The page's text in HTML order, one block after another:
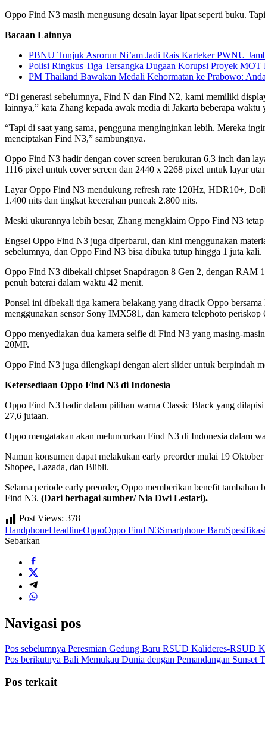
Oppo Find N3 masih mengusung desain layar lipat seperti buku.
Bacaan Lainnya
PBNU Tunjuk Asrorun Ni’am Jadi Rais Karteker PWNU
Polisi Ringkus Tiga Tersangka Dugaan Korupsi Proyek
PM Thailand Bawakan Medali Kehormatan ke Prabowo:
“Di generasi sebelumnya, Find N dan Find N2, kami memiliki
lainnya,” kata Zhang kepada awak media di Jakarta beberapa waktu
“Tapi di saat yang sama, pengguna menginginkan lebih. Mereka
menciptakan Find N3,” sambungnya.
Oppo Find N3 hadir dengan cover screen berukuran 6,3 inch dan
1116 pixel untuk cover screen dan 2440 x 2268 pixel untuk layar
Layar Oppo Find N3 mendukung refresh rate 120Hz, HDR10+,
1.400 nits dan tingkat kecerahan puncak 2.800 nits.
Meski ukurannya lebih besar, Zhang mengklaim Oppo Find N3
Engsel Oppo Find N3 juga diperbarui, dan kini menggunakan
sebelumnya, dan Oppo Find N3 bisa dibuka tutup hingga 1 juta kali.
Oppo Find N3 dibekali chipset Snapdragon 8 Gen 2, dengan RAM
penuh baterai dalam waktu 42 menit.
Ponsel ini dibekali tiga kamera belakang yang diracik Oppo
menggunakan sensor Sony IMX581, dan kamera telephoto
Oppo menyediakan dua kamera selfie di Find N3 yang masing-
20MP.
Oppo Find N3 juga dilengkapi dengan alert slider untuk berpindah
Ketersediaan Oppo Find N3 di Indonesia
Oppo Find N3 hadir dalam pilihan warna Classic Black yang
27,6 jutaan.
Oppo mengatakan akan meluncurkan Find N3 di Indonesia dalam
Namun konsumen dapat melakukan early preorder mulai 19
Shopee, Lazada, dan Blibli.
Selama periode early preorder, Oppo memberikan benefit
Find N3. (Dari berbagai sumber/ Nia Dwi Lestari).
Post Views: 378
HandphoneHeadlineOppoOppo Find N3Smartphone Baru
Sebarkan
Navigasi pos
Pos sebelumnya Peresmian Gedung Baru RSUD Kalideres-RSUD
Pos berikutnya Bali Memukau Dunia dengan Pemandangan Sunset
Pos terkait